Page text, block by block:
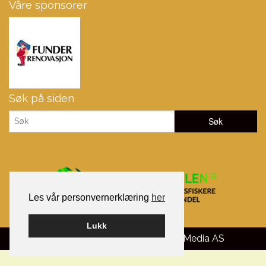
Les vår personvernerklæring her
Lukk
Våre sponsorer
Søk på siden
Bygget på WordPress avSmart Media AS